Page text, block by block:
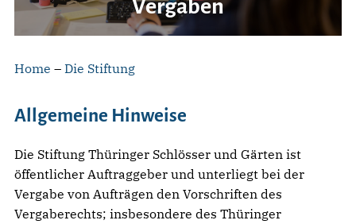
Vergaben
Home – Die Stiftung
Allgemeine Hinweise
Die Stiftung Thüringer Schlösser und Gärten ist
öffentlicher Auftraggeber und unterliegt bei der
Vergabe von Aufträgen den Vorschriften des
Vergaberechts; insbesondere des Thüringer